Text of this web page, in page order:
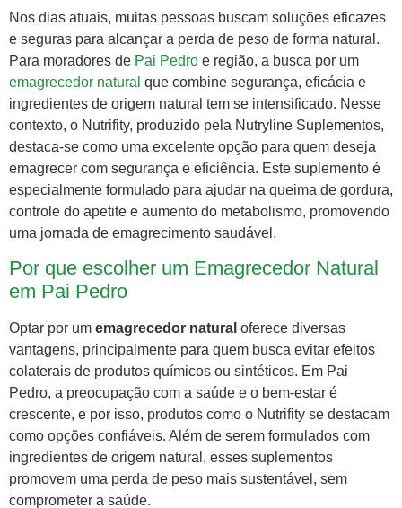
Nos dias atuais, muitas pessoas buscam soluções eficazes
e seguras para alcançar a perda de peso de forma natural.
Para moradores de Pai Pedro e região, a busca por um
emagrecedor natural que combine segurança, eficácia e
ingredientes de origem natural tem se intensificado. Nesse
contexto, o Nutrifity, produzido pela Nutryline Suplementos,
destaca-se como uma excelente opção para quem deseja
emagrecer com segurança e eficiência. Este suplemento é
especialmente formulado para ajudar na queima de gordura,
controle do apetite e aumento do metabolismo, promovendo
uma jornada de emagrecimento saudável.
Por que escolher um Emagrecedor Natural
em Pai Pedro
Optar por um emagrecedor natural oferece diversas
vantagens, principalmente para quem busca evitar efeitos
colaterais de produtos químicos ou sintéticos. Em Pai
Pedro, a preocupação com a saúde e o bem-estar é
crescente, e por isso, produtos como o Nutrifity se destacam
como opções confiáveis. Além de serem formulados com
ingredientes de origem natural, esses suplementos
promovem uma perda de peso mais sustentável, sem
comprometer a saúde.